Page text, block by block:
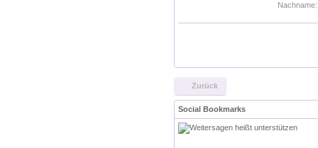
Nachname:
Zurück
Social Bookmarks